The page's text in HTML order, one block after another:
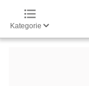
Kategorie